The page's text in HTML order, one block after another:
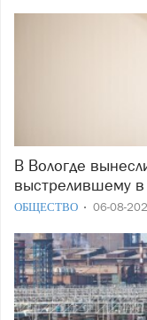
В Вологде вынесли приговор мужчине,
выстрелившему в
ОБЩЕСТВО 06-08-